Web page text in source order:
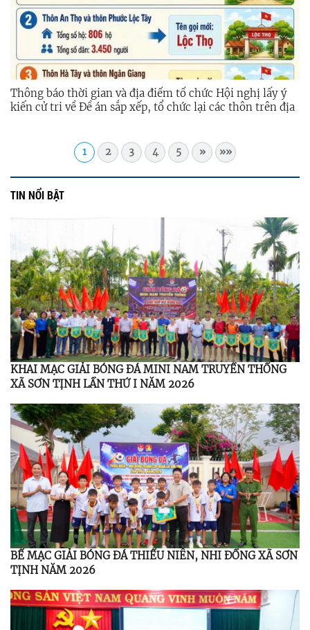
Thông báo thời gian và địa điểm tổ chức Hội nghị lấy ý
kiến cử tri về Đề án sắp xếp, tổ chức lại các thôn trên địa
1 2 3 4 5 » »»
TIN NỔI BẬT
KHAI MẠC GIẢI BÓNG ĐÁ MINI NAM TRUYỀN THỐNG
XÃ SƠN TỊNH LẦN THỨ I NĂM 2026
BẾ MẠC GIẢI BÓNG ĐÁ THIẾU NIÊN, NHI ĐỒNG XÃ SƠN
TỊNH NĂM 2026